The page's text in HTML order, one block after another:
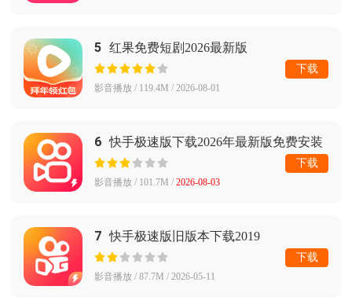
5 红果免费短剧2026最新版
影音播放 / 119.4M / 2026-08-01
下载
6 快手极速版下载2026年最新版免费安装
影音播放 / 101.7M / 2026-08-03
下载
7 快手极速版旧版本下载2019
影音播放 / 87.7M / 2026-05-11
下载